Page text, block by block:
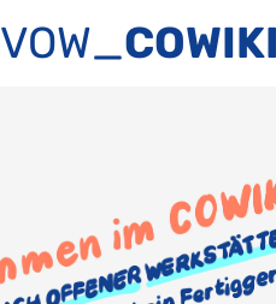
VOW_COWIKI